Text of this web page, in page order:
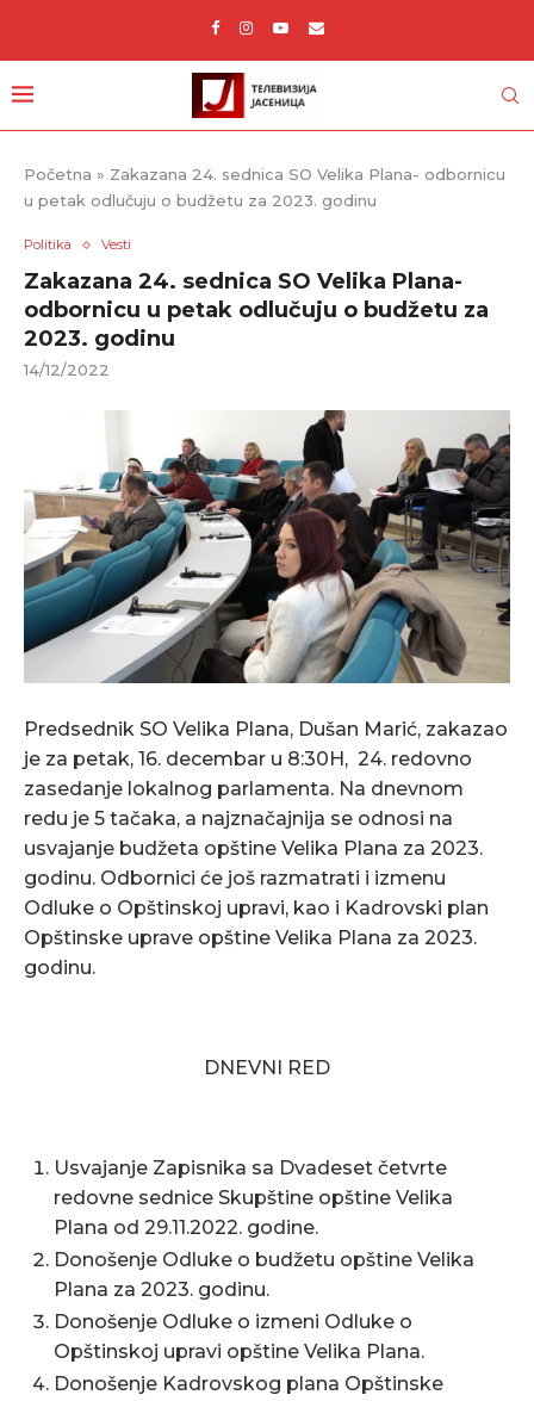
Početna » Zakazana 24. sednica SO Velika Plana- odbornicu
u petak odlučuju o budžetu za 2023. godinu
Politika Vesti
Zakazana 24. sednica SO Velika Plana-
odbornicu u petak odlučuju o budžetu za
2023. godinu
14/12/2022
Predsednik SO Velika Plana, Dušan Marić, zakazao
je za petak, 16. decembar u 8:30H, 24. redovno
zasedanje lokalnog parlamenta. Na dnevnom
redu je 5 tačaka, a najznačajnija se odnosi na
usvajanje budžeta opštine Velika Plana za 2023.
godinu. Odbornici će još razmatrati i izmenu
Odluke o Opštinskoj upravi, kao i Kadrovski plan
Opštinske uprave opštine Velika Plana za 2023.
godinu.
DNEVNI RED
Usvajanje Zapisnika sa Dvadeset četvrte
redovne sednice Skupštine opštine Velika
Plana od 29.11.2022. godine.
Donošenje Odluke o budžetu opštine Velika
Plana za 2023. godinu.
Donošenje Odluke o izmeni Odluke o
Opštinskoj upravi opštine Velika Plana.
Donošenje Kadrovskog plana Opštinske